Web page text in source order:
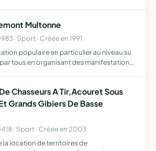
Multonne
· Sport · Créée en 1991
populaire en particulier au niveau su
tous en organisant des manifestations
Chasseurs A Tir,Acouret Sous
Grands Gibiers De Basse
· Sport · Créée en 2003
la location de territoires de